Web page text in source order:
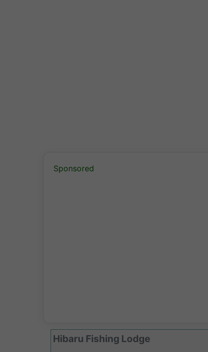
Sponsored
Hibaru Fishing Lodge